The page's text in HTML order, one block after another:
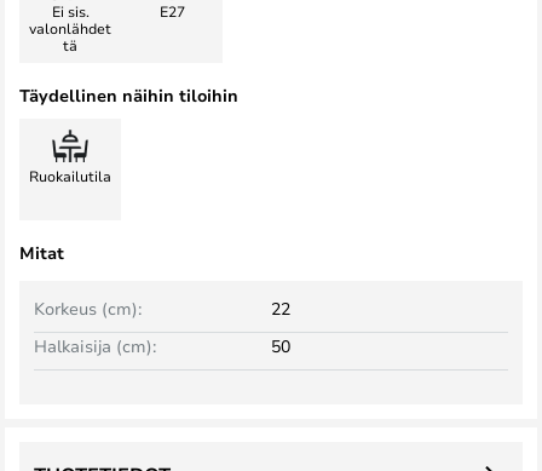
Ei sis.
valonlähdet
tä
E27
Täydellinen näihin tiloihin
Ruokailutila
Mitat
Korkeus (cm):
22
Halkaisija (cm):
50